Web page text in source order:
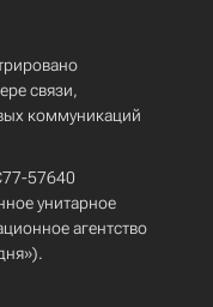
связи,
коммуникаций
57640
унитарное
агентство